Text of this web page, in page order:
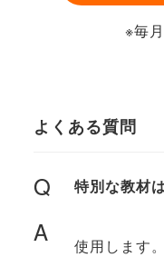
※毎
よくある質問
Q 特別な教材
A
使用します。